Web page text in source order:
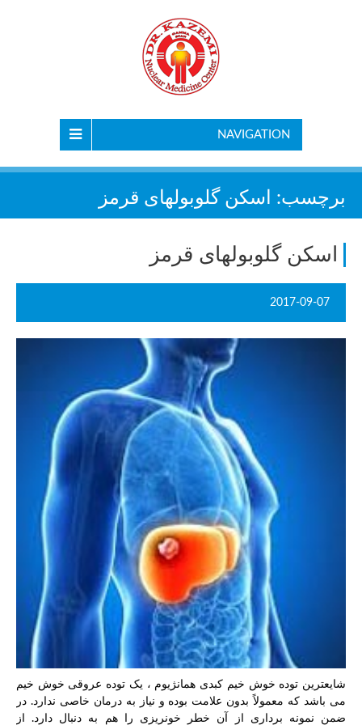
NAVIGATION
برچسب: اسکن گلوبولهای قرمز
اسکن گلوبولهای قرمز
2017-09-07
شایعترین توده خوش خیم کبدی همانژیوم ، یک توده عروقی خوش خیم
می باشد که معمولاً بدون علامت بوده و نیاز به درمان خاصی ندارد. در
ضمن نمونه برداری از آن خطر خونریزی را هم به دنبال دارد. از